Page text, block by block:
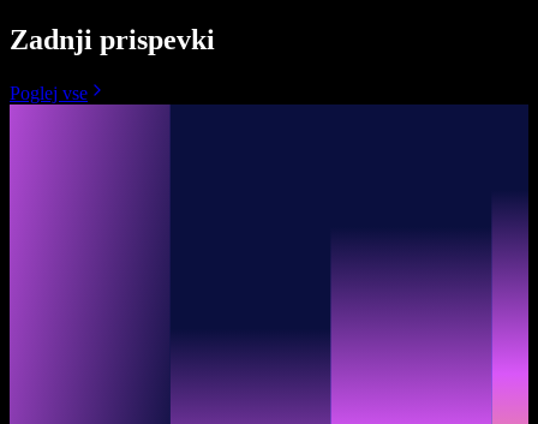
Zadnji prispevki
Poglej vse